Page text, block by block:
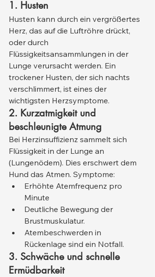
1. Husten
Husten kann durch ein vergrößertes
Herz, das auf die Luftröhre drückt,
oder durch
Flüssigkeitsansammlungen in der
Lunge verursacht werden. Ein
trockener Husten, der sich nachts
verschlimmert, ist eines der
wichtigsten Herzsymptome.
2. Kurzatmigkeit und
beschleunigte Atmung
Bei Herzinsuffizienz sammelt sich
Flüssigkeit in der Lunge an
(Lungenödem). Dies erschwert dem
Hund das Atmen. Symptome:
Erhöhte Atemfrequenz pro
Minute
Deutliche Bewegung der
Brustmuskulatur.
Atembeschwerden in
Rückenlage sind ein Notfall.
3. Schwäche und schnelle
Ermüdbarkeit